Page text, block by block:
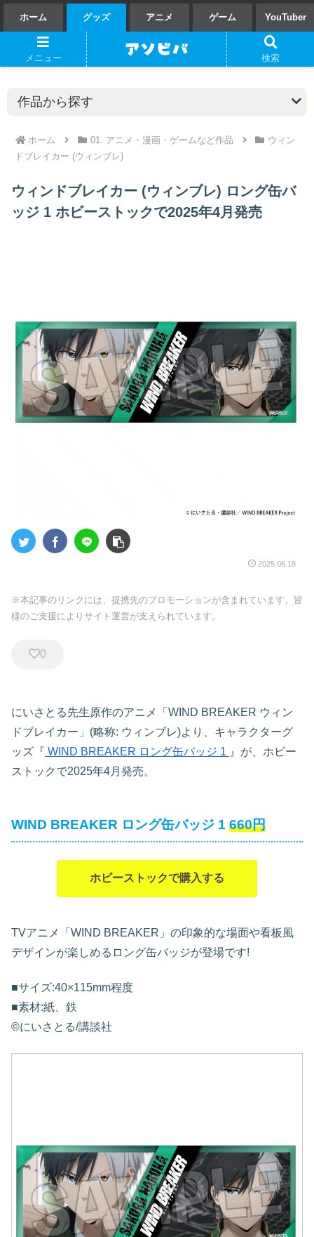
ホーム グッズ アニメ ゲーム YouTuber
ホーム 01. アニメ・漫画・ゲームなど作品
ウィン
ドブレイカー (ウィンブレ)
ウィンドブレイカー (ウィンブレ) ロング缶バ
ッジ 1 ホビーストックで2025年4月発売
2025.06.18
※本記事のリンクには、提携先のプロモーションが含まれています。皆
様のご支援によりサイト運営が支えられています。
0
にいさとる先生原作のアニメ「WIND BREAKER ウィン
ドブレイカー」(略称: ウィンブレ)より、キャラクターグ
ッズ『 WIND BREAKER ロング缶バッジ 1 』が、ホビー
ストックで2025年4月発売。
WIND BREAKER ロング缶バッジ 1 660円
ホビーストックで購入する
TVアニメ「WIND BREAKER」の印象的な場面や看板風
デザインが楽しめるロング缶バッジが登場です!
■サイズ:40×115mm程度
■素材:紙、鉄
©にいさとる/講談社
メニュー 検索